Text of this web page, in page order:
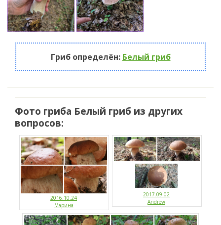
Гриб определён: Белый гриб
Фото гриба Белый гриб из других
вопросов:
2016.10.24
Марина
2017.09.02
Andrew